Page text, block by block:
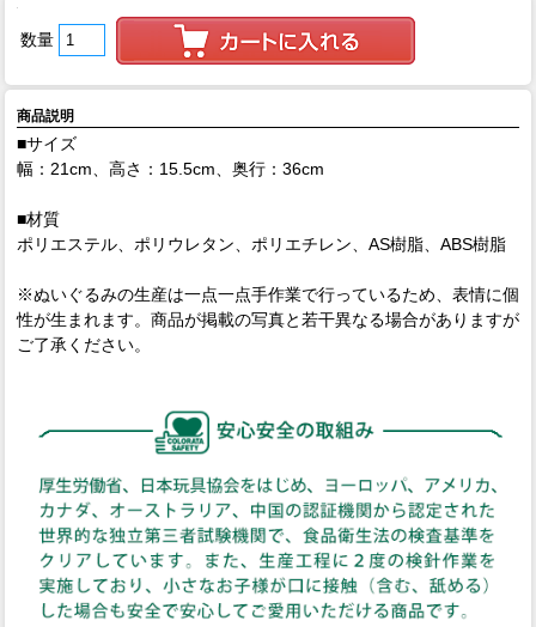
数量
商品説明
■サイズ
幅：21cm、高さ：15.5cm、奥行：36cm
■材質
ポリエステル、ポリウレタン、ポリエチレン、AS樹脂、ABS樹脂
※ぬいぐるみの生産は一点一点手作業で行っているため、表情に個
性が生まれます。商品が掲載の写真と若干異なる場合がありますが
ご了承ください。